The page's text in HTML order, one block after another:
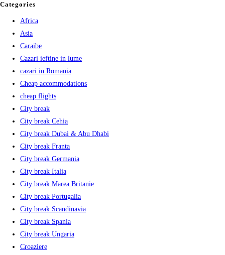
Categories
Africa
Asia
Caraibe
Cazari ieftine in lume
cazari in Romania
Cheap accommodations
cheap flights
City break
City break Cehia
City break Dubai & Abu Dhabi
City break Franta
City break Germania
City break Italia
City break Marea Britanie
City break Portugalia
City break Scandinavia
City break Spania
City break Ungaria
Croaziere